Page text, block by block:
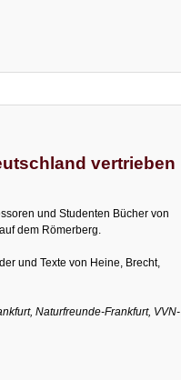
vertrieben
und Studenten Bücher von
dem Römerberg.
und Texte von Heine, Brecht,
Naturfreunde-Frankfurt, VVN-